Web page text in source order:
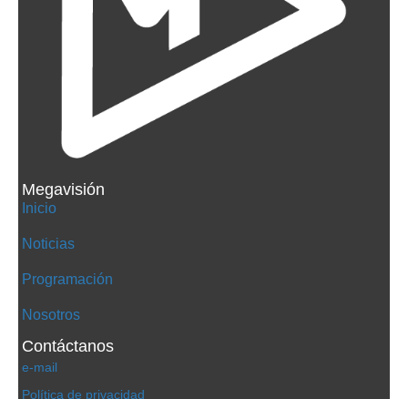
Megavisión
Inicio
Noticias
Programación
Nosotros
Contáctanos
e-mail
Política de privacidad